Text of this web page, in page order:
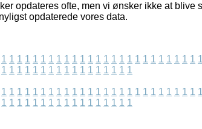
opdateres ofte, men vi ønsker ikke at blive
opdaterede vores data.
1 1 1 1 1 1 1 1 1 1 1 1 1 1 1 1 1 1 1 1 1 1 1 1 1 1
1 1 1 1 1 1 1 1 1 1 1 1 1 1 1 1 1
1 1 1 1 1 1 1 1 1 1 1 1 1 1 1 1 1 1 1 1 1 1 1 1 1 1
1 1 1 1 1 1 1 1 1 1 1 1 1 1 1 1 1